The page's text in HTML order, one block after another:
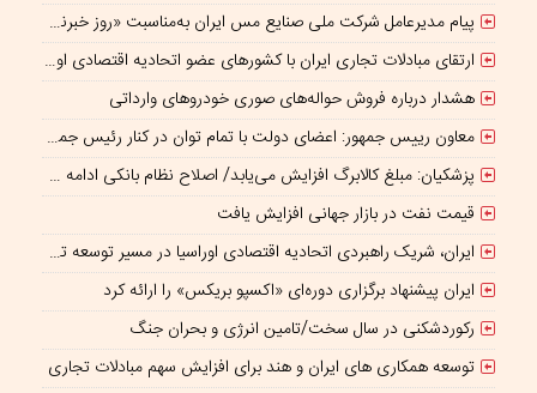
پیام مدیرعامل شرکت ملی صنایع مس ایران به‌مناسبت «روز خبرنگار»
ارتقای مبادلات تجاری ایران با کشورهای عضو اتحادیه اقتصادی اوراسیا
هشدار درباره فروش حواله‌های صوری خودروهای وارداتی
معاون رییس جمهور: اعضای دولت با تمام توان در کنار رئیس جمهوری برای ایران ایستاده‌اند
پزشکیان: مبلغ کالابرگ افزایش می‌یابد/ اصلاح نظام بانکی ادامه دارد
قیمت نفت در بازار جهانی افزایش یافت
ایران، شریک راهبردی اتحادیه اقتصادی اوراسیا در مسیر توسعه تجارت و همگرایی منطقه‌ای
ایران پیشنهاد برگزاری دوره‌ای «اکسپو بریکس» را ارائه کرد
رکوردشکنی در سال سخت/تامین انرژی و بحران جنگ
توسعه همکاری های ایران و هند برای افزایش سهم مبادلات تجاری